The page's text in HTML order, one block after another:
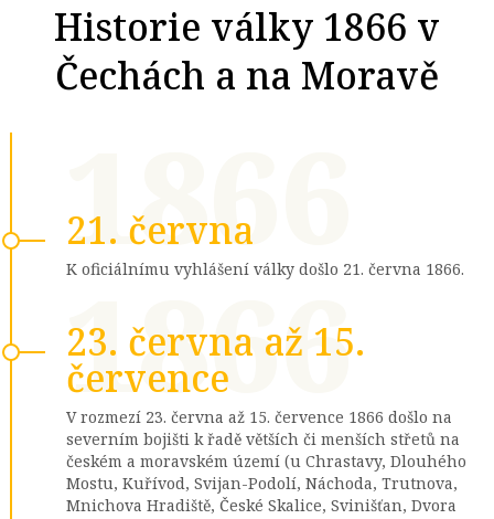
Historie války 1866 v
Čechách a na Moravě
21. června
1866
K oficiálnímu vyhlášení války došlo 21. června 1866.
23. června až 15.
července
1866
V rozmezí 23. června až 15. července 1866 došlo na
severním bojišti k řadě větších či menších střetů na
českém a moravském území (u Chrastavy, Dlouhého
Mostu, Kuřívod, Svijan-Podolí, Náchoda, Trutnova,
Mnichova Hradiště, České Skalice, Svinišťan, Dvora